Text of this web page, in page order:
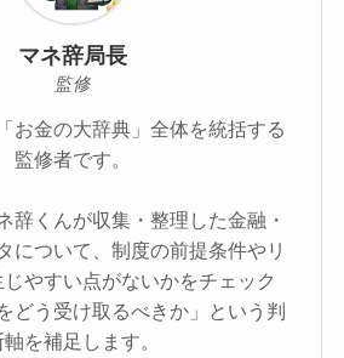
マネ辞局長
監修
お金の大辞典」全体を統括する
監修者です。
辞くんが収集・整理した金融・
について、制度の前提条件やリ
やすい点がないかをチェック
どう受け取るべきか」という判
軸を補足します。